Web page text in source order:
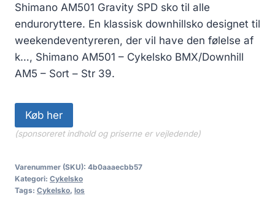
Shimano AM501 Gravity SPD sko til alle
enduroryttere. En klassisk downhillsko designet til
weekendeventyreren, der vil have den følelse af
k…, Shimano AM501 – Cykelsko BMX/Downhill
AM5 – Sort – Str 39.
Køb her
(sponsoreret indhold og priserne er vejledende)
Varenummer (SKU): 4b0aaaecbb57
Kategori: Cykelsko
Tags: Cykelsko, los